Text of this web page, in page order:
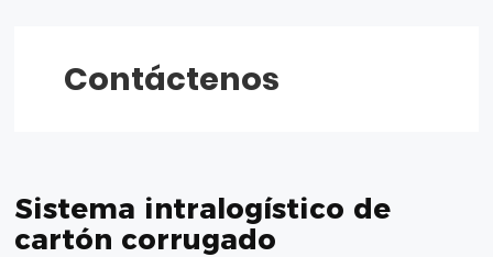
Contáctenos
Sistema intralogístico de
cartón corrugado